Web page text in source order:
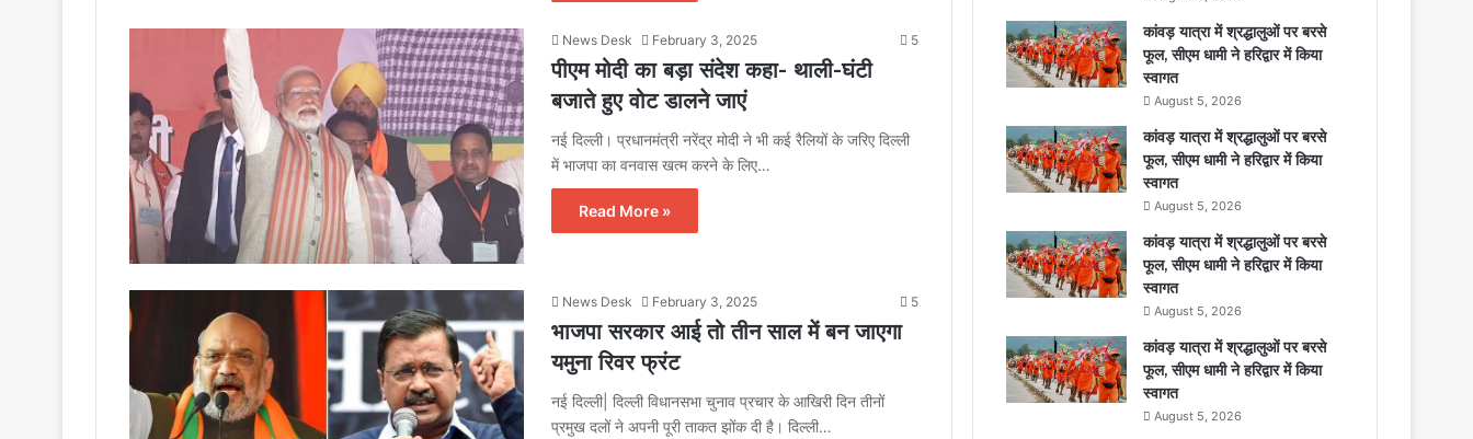
News Desk February 3, 2025 5
पीएम मोदी का बड़ा संदेश कहा- थाली-घंटी
बजाते हुए वोट डालने जाएं
नई दिल्ली। प्रधानमंत्री नरेंद्र मोदी ने भी कई रैलियों के जरिए दिल्ली
में भाजपा का वनवास खत्म करने के लिए…
Read More »
News Desk February 3, 2025 5
भाजपा सरकार आई तो तीन साल में बन जाएगा
यमुना रिवर फ्रंट
नई दिल्ली| दिल्ली विधानसभा चुनाव प्रचार के आखिरी दिन तीनों
प्रमुख दलों ने अपनी पूरी ताकत झोंक दी है। दिल्ली…
कांवड़ यात्रा में श्रद्धालुओं पर बरसे
फूल, सीएम धामी ने हरिद्वार में किया
स्वागत
August 5, 2026
कांवड़ यात्रा में श्रद्धालुओं पर बरसे
फूल, सीएम धामी ने हरिद्वार में किया
स्वागत
August 5, 2026
कांवड़ यात्रा में श्रद्धालुओं पर बरसे
फूल, सीएम धामी ने हरिद्वार में किया
स्वागत
August 5, 2026
कांवड़ यात्रा में श्रद्धालुओं पर बरसे
फूल, सीएम धामी ने हरिद्वार में किया
स्वागत
August 5, 2026